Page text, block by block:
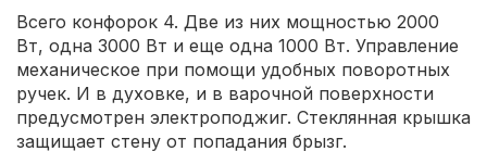
Всего конфорок 4. Две из них мощностью 2000
Вт, одна 3000 Вт и еще одна 1000 Вт. Управление
механическое при помощи удобных поворотных
ручек. И в духовке, и в варочной поверхности
предусмотрен электроподжиг. Стеклянная крышка
защищает стену от попадания брызг.